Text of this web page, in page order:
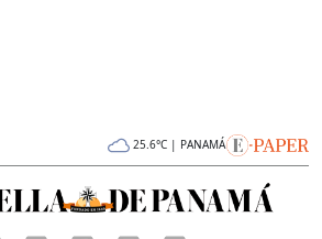
25.6°C | PANAMÁ